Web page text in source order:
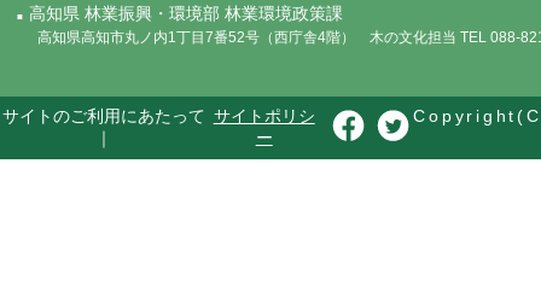
高知県 林業振興・環境部 林業環境政策課
高知県高知市丸ノ内1丁目7番52号（西庁舎4階） 木の文化担当 TEL 088-
サイトのご利用にあたって
｜
サイトポリシ
ー